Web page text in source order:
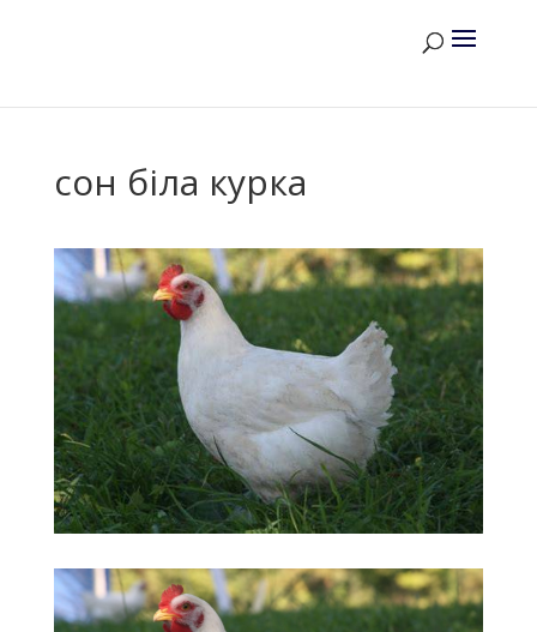
сон біла курка